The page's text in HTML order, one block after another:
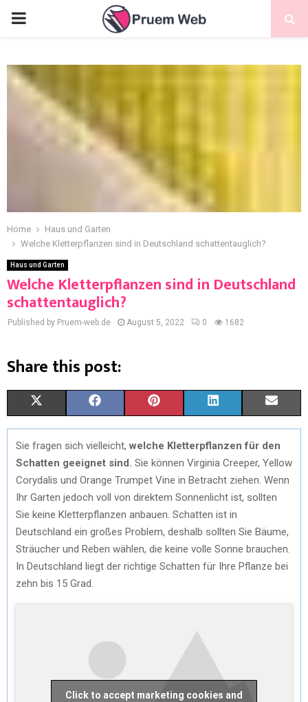
Home
Haus und Garten
Welche Kletterpflanzen sind in Deutschland schattentauglich?
Haus und Garten
Welche Kletterpflanzen sind in Deutschland
schattentauglich?
Published by Pruem-web.de August 5, 2022 0 1682
Share this post:
(
T
W
I
T
T
R
A
C
E
B
O
O
I
N
T
E
R
E
T
I
N
K
E
I
M
I
Sie fragen sich vielleicht, welche Kletterpflanzen für den
Schatten geeignet sind. Sie können Virginia Creeper, Yellow
Corydalis und Orange Trumpet Vine in Betracht ziehen. Wenn
Ihr Garten jedoch voll von direktem Sonnenlicht ist, sollten
Sie keine Kletterpflanzen anbauen. Schatten ist in
Deutschland ein großes Problem, deshalb sollten Sie Bäume,
Sträucher und Reben wählen, die keine volle Sonne brauchen.
In Deutschland liegt der richtige Schatten für Ihre Pflanze bei
zehn bis 15 Grad.
Click to accept marketing cookies and